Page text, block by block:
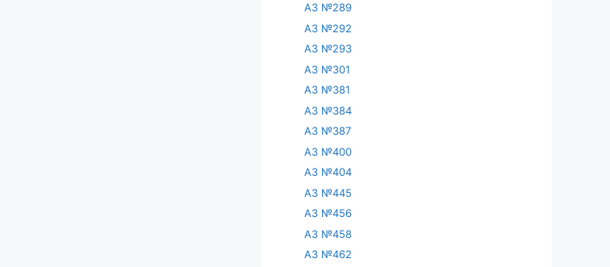
АЗ №289
АЗ №292
АЗ №293
АЗ №301
АЗ №381
АЗ №384
АЗ №387
АЗ №400
АЗ №404
АЗ №445
АЗ №456
АЗ №458
АЗ №462